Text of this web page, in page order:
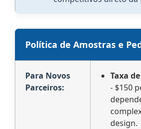
Política de Amostras e
Para Novos
Parceiros:
Taxa
- $150
design.